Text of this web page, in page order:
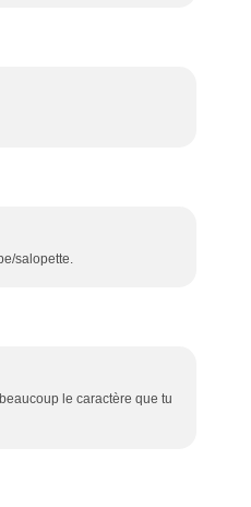
salopette.
le caractère que tu